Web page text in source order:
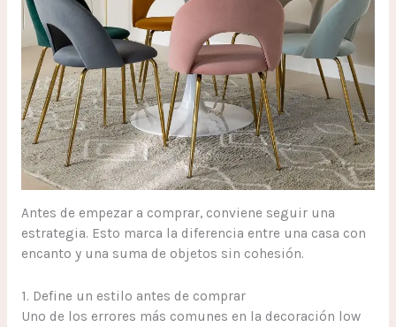
Antes de empezar a comprar, conviene seguir una
estrategia. Esto marca la diferencia entre una casa con
encanto y una suma de objetos sin cohesión.
1. Define un estilo antes de comprar
Uno de los errores más comunes en la decoración low